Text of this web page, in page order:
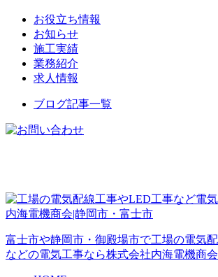
お役立ち情報
お知らせ
施工実績
業務紹介
求人情報
ブログ記事一覧
富士市や静岡市・御殿場市で工場の電気
などの電気工事なら株式会社内海電機商